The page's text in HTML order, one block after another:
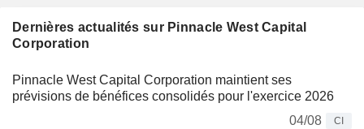
Dernières actualités sur Pinnacle West Capital
Corporation
Pinnacle West Capital Corporation maintient ses
prévisions de bénéfices consolidés pour l'exercice 2026
04/08
CI